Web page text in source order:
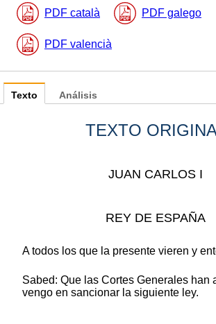
PDF català PDF galego
PDF valencià
Texto
TEXTO
JUAN CARLOS I
REY DE ESPAÑA
A todos los que la presente vieren y
Sabed: Que las Cortes Generales han
vengo en sancionar la siguiente ley.
Análisis